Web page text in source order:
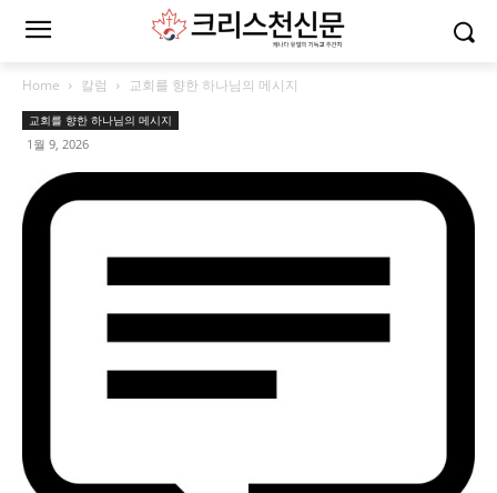
Home 칼럼 교회를 향한 하나님의 메시지
교회를 향한 하나님의 메시지
1월 9, 2026